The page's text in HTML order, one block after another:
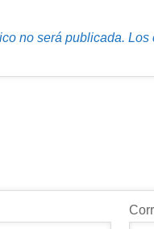
no será publicada. Los